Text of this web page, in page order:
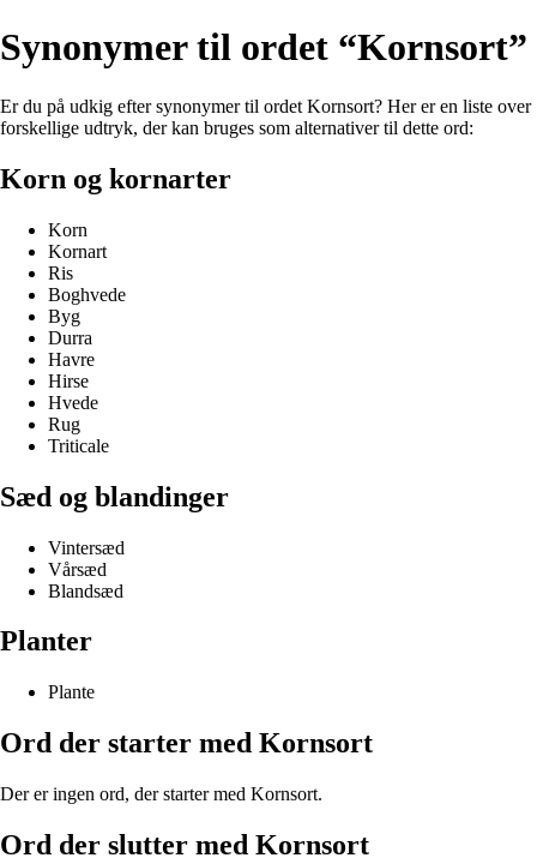
Synonymer til ordet “Kornsort”
Er du på udkig efter synonymer til ordet Kornsort? Her er en liste over
forskellige udtryk, der kan bruges som alternativer til dette ord:
Korn og kornarter
Korn
Kornart
Ris
Boghvede
Byg
Durra
Havre
Hirse
Hvede
Rug
Triticale
Sæd og blandinger
Vintersæd
Vårsæd
Blandsæd
Planter
Plante
Ord der starter med Kornsort
Der er ingen ord, der starter med Kornsort.
Ord der slutter med Kornsort